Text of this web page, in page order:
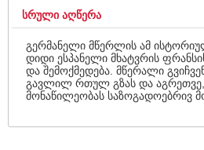
ᲡᲠᲣᲚᲘ ᲐᲦᲬᲔᲠᲐ
გერმანელი მწერლის ამ
დიდი ესპანელი მხატვრის
და შემოქმედება. მწერალი
გავლილ რთულ გზას და აგრეთვე,
მონაწილეობას საზოგადოებრივ